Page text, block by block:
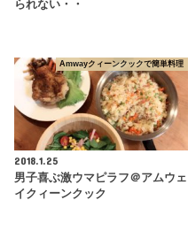
られない・・
Amwayクィーンクックで簡単料理
2018.1.25
男子喜ぶ激ウマピラフ＠アムウェ
イクィーンクック